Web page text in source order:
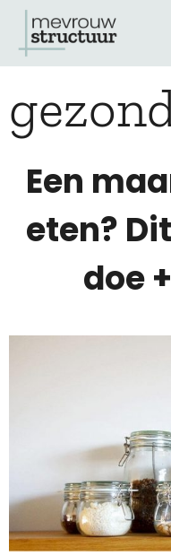
naar
inhoud
Een
eten?
doe